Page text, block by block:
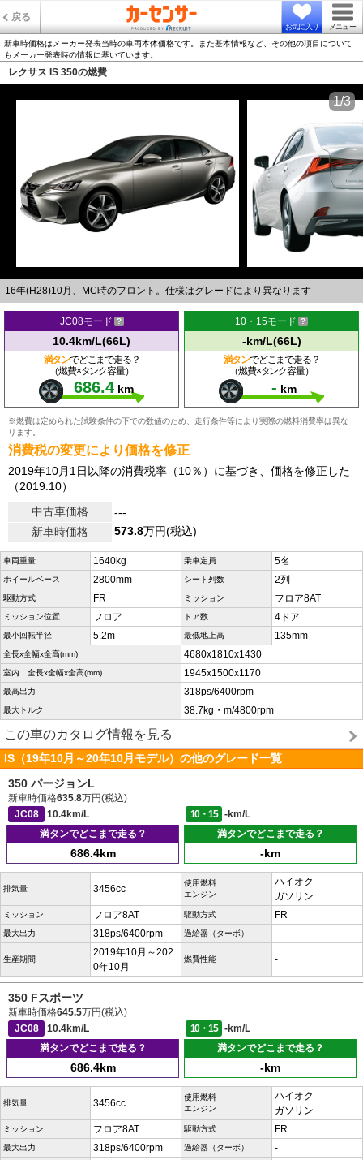
戻る
お気に入り メニュー
新車時価格はメーカー発表当時の車両本体価格です。また基本情報など、その他の項目について
もメーカー発表時の情報に基いています。
レクサス IS 350の燃費
16年(H28)10月、MC時のフロント。仕様はグレードにより異なります
1/3
JC08モード
10.4km/L(66L)
満タンでどこまで走る？
（燃費×タンク容量）
686.4 km
10・15モード
-km/L(66L)
満タンでどこまで走る？
（燃費×タンク容量）
- km
※燃費は定められた試験条件の下での数値のため、走行条件等により実際の燃料消費率は異な
ります。
消費税の変更により価格を修正
2019年10月1日以降の消費税率（10％）に基づき、価格を修正した
（2019.10）
中古車価格
---
新車時価格
573.8万円(税込)
車両重量 1640kg 乗車定員 5名
ホイールベース 2800mm シート列数 2列
駆動方式 FR ミッション フロア8AT
ミッション位置 フロア ドア数 4ドア
最小回転半径 5.2m 最低地上高 135mm
全長x全幅x全高(mm) 4680x1810x1430
室内 全長x全幅x全高(mm) 1945x1500x1170
最高出力 318ps/6400rpm
最大トルク 38.7kg・m/4800rpm
この車のカタログ情報を見る
IS（19年10月～20年10月モデル）の他のグレード一覧
350 バージョンL
新車時価格635.8万円(税込)
JC08
10.4km/L 10・15
-km/L
満タンでどこまで走る？
686.4km
満タンでどこまで走る？
-km
排気量 3456cc
使用燃料
エンジン
ハイオク
ガソリン
ミッション フロア8AT 駆動方式 FR
最大出力 318ps/6400rpm 過給器（ターボ） -
生産期間
2019年10月～202
0年10月
燃費性能 -
350 Fスポーツ
新車時価格645.5万円(税込)
JC08
10.4km/L 10・15
-km/L
満タンでどこまで走る？
686.4km
満タンでどこまで走る？
-km
排気量 3456cc
使用燃料
エンジン
ハイオク
ガソリン
ミッション フロア8AT 駆動方式 FR
最大出力 318ps/6400rpm 過給器（ターボ） -